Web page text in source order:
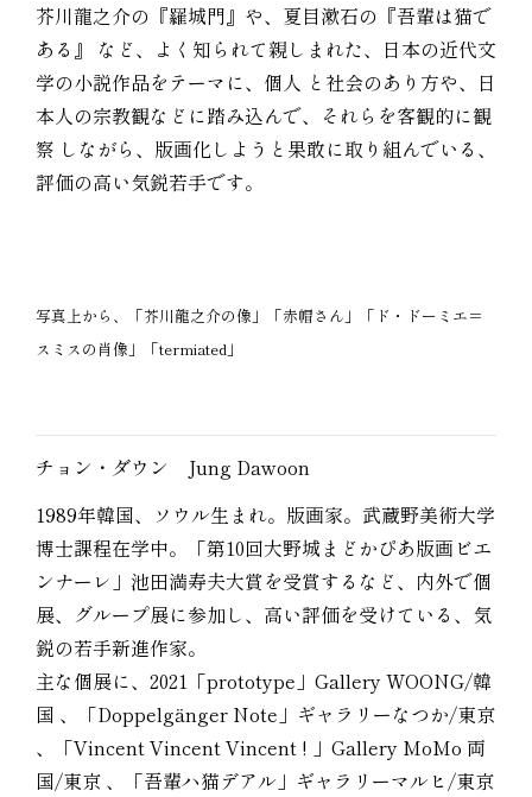
芥川龍之介の『羅城門』や、夏目漱石の『吾輩は猫で
ある』 など、よく知られて親しまれた、日本の近代文
学の小説作品をテーマに、個人 と社会のあり方や、日
本人の宗教観などに踏み込んで、それらを客観的に観
察 しながら、版画化しようと果敢に取り組んでいる、
評価の高い気鋭若手です。
写真上から、「芥川龍之介の像」「赤帽さん」「ド・ドーミエ＝
スミスの肖像」「termiated」
チョン・ダウン Jung Dawoon
1989年韓国、ソウル生まれ。版画家。武蔵野美術大学
博士課程在学中。「第10回大野城まどかぴあ版画ビエ
ンナーレ」池田満寿夫大賞を受賞するなど、内外で個
展、グループ展に参加し、高い評価を受けている、気
鋭の若手新進作家。
主な個展に、2021「prototype」Gallery WOONG/韓
国 、「Doppelgänger Note」ギャラリーなつか/東京
、「Vincent Vincent Vincent ! 」Gallery MoMo 両
国/東京 、「吾輩ハ猫デアル」ギャラリーマルヒ/東京